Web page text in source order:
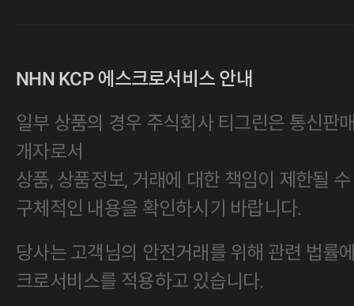
77vvttu****
바로 질렀습니다 착용해봤는데
NHN KCP 에스크로서비스 안내
일부 상품의 경우 주식회사 티그린은 통신판
개자로서
상품, 상품정보, 거래에 대한 책임이 제한될
구체적인 내용을 확인하시기 바랍니다.
당사는 고객님의 안전거래를 위해 관련 법률
크로서비스를 적용하고 있습니다.